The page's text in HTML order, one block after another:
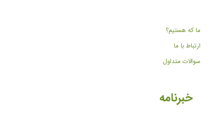
ما که هستیم؟
ارتباط با ما
سوالات متداول
خبرنامه